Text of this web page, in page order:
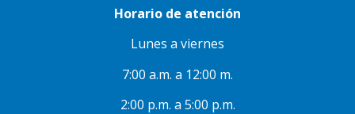
Horario de atención
Lunes a viernes
7:00 a.m. a 12:00 m.
2:00 p.m. a 5:00 p.m.